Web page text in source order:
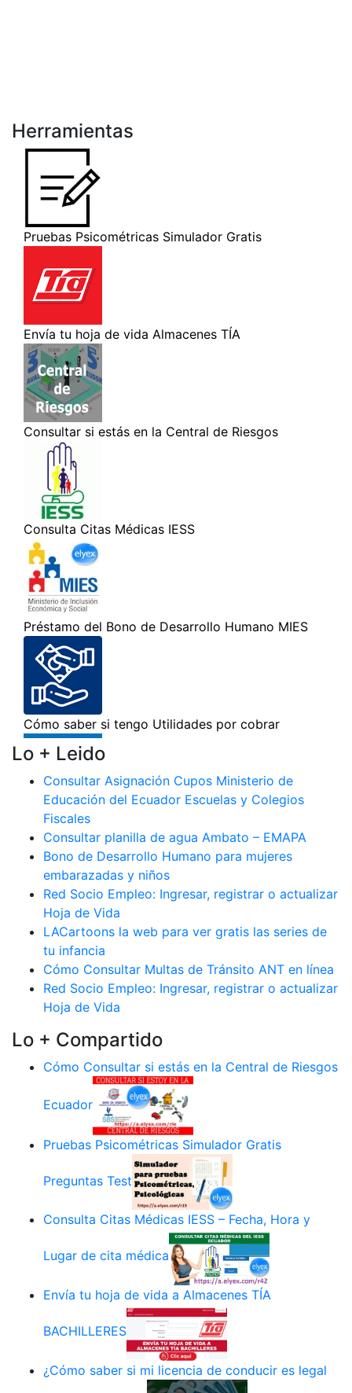
Herramientas
Lo + Leido
Consultar Asignación Cupos Ministerio de
Educación del Ecuador Escuelas y Colegios
Fiscales
Consultar planilla de agua Ambato – EMAPA
Bono de Desarrollo Humano para mujeres
embarazadas y niños
Red Socio Empleo: Ingresar, registrar o actualizar
Hoja de Vida
LACartoons la web para ver gratis las series de
tu infancia
Cómo Consultar Multas de Tránsito ANT en línea
Red Socio Empleo: Ingresar, registrar o actualizar
Hoja de Vida
Lo + Compartido
Cómo Consultar si estás en la Central de Riesgos
Ecuador
Pruebas Psicométricas Simulador Gratis
Preguntas Test
Consulta Citas Médicas IESS – Fecha, Hora y
Lugar de cita médica
Envía tu hoja de vida a Almacenes TÍA
BACHILLERES
¿Cómo saber si mi licencia de conducir es legal